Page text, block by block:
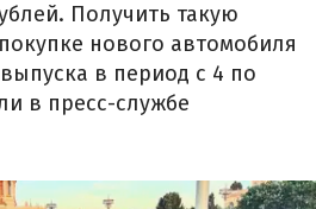
Получить такую
нового автомобиля
в период с 4 по
в пресс-службе